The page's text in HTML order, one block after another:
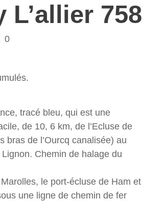
758
0
tracé bleu, qui est une
de 10, 6 km, de l’Ecluse de
bras de l’Ourcq canalisée) au
Chemin de halage du
le port-écluse de Ham et
une ligne de chemin de fer